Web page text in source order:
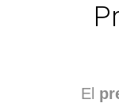
El